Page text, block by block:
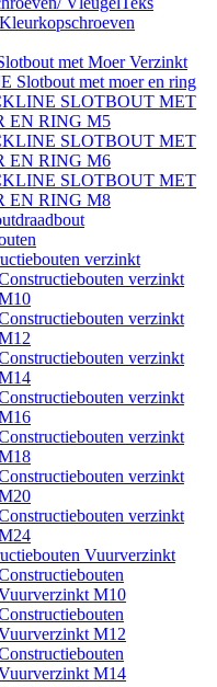
met Moer Verzinkt
Slotbout met moer en ring
SLOTBOUT MET
EN RING M5
SLOTBOUT MET
EN RING M6
SLOTBOUT MET
EN RING M8
verzinkt
verzinkt
verzinkt
verzinkt
verzinkt
verzinkt
verzinkt
verzinkt
Vuurverzinkt
M10
M12
M14